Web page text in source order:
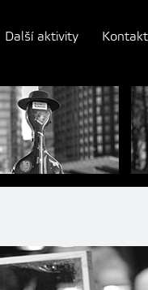
Další aktivity